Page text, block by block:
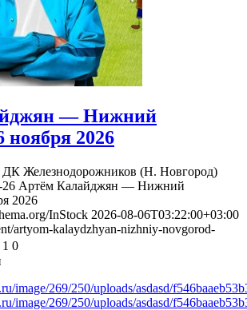
— Нижний
ноября 2026
ДК Железнодорожников (Н. Новгород)
26 Артём Калайджян — Нижний
2026
InStock 2026-08-06T03:22:00+03:00
artyom-kalaydzhyan-nizhniy-novgorod-
1 0
image/269/250/uploads/asdasd/
image/269/250/uploads/asdasd/